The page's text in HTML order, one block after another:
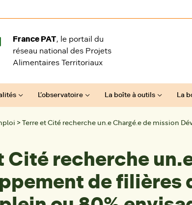
France PAT, le portail du
réseau national des Projets
Alimentaires Territoriaux
L’observatoire La boîte à outils La
> Terre et Cité recherche un.e Chargé.e de mission
Cité recherche
de filières